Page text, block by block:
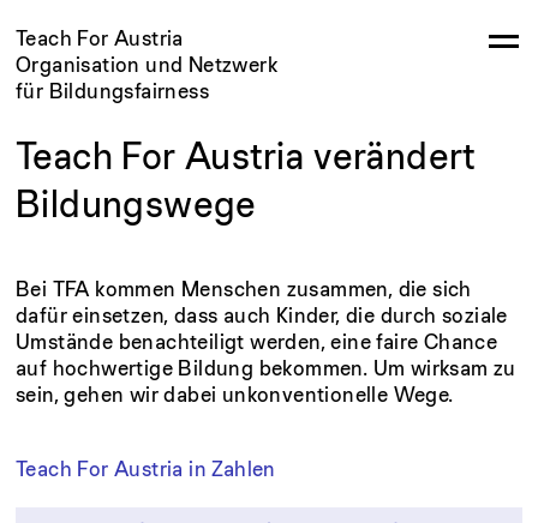
Teach For Austria
Organisation und Netzwerk
für Bildungsfairness
Teach For Austria verändert
Bildungswege
Bei TFA kommen Menschen zusammen, die sich
dafür einsetzen, dass auch Kinder, die durch soziale
Umstände benachteiligt werden, eine faire Chance
auf hochwertige Bildung bekommen. Um wirksam zu
sein, gehen wir dabei unkonventionelle Wege.
Teach For Austria in Zahlen